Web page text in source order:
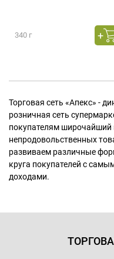
340 г
Торговая сеть «Апекс» -
розничная сеть
покупателям широчайший
непродовольственных
развиваем различные
круга покупателей с
доходами.